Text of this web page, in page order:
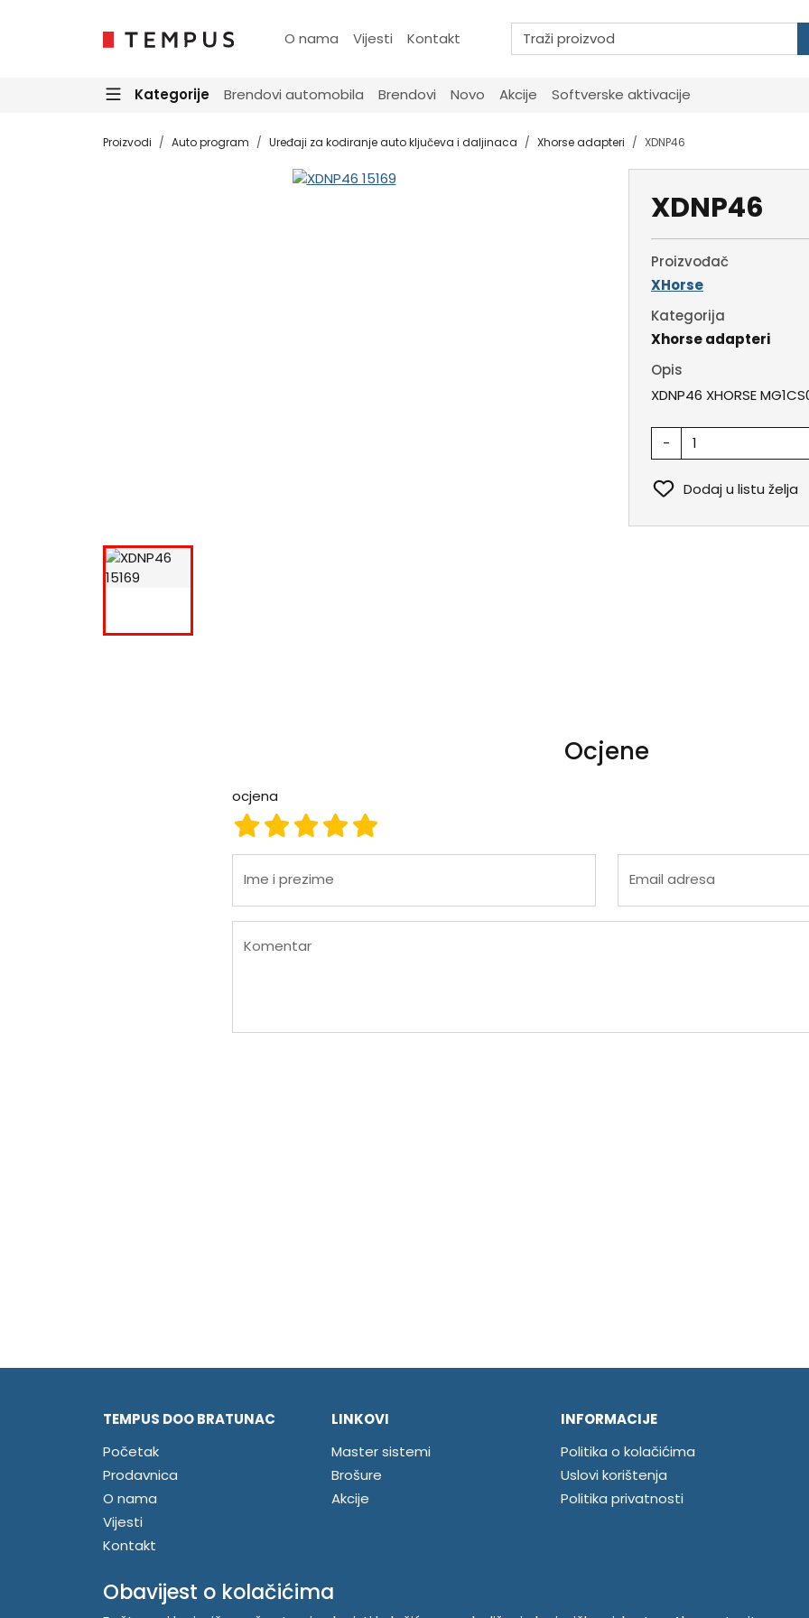
O nama Vijesti Kontakt
Kategorije Brendovi automobila Brendovi Novo Akcije Softverske aktivacije
Proizvodi Auto program Uređaji za kodiranje auto ključeva i daljinaca Xhorse adapteri XDNP46
XDNP46
Proizvođač
XHorse
Kategorija
Xhorse adapteri
Opis
XDNP46 XHORSE
-
Dodaj u listu želja
Ocjene
ocjena
ocjena 5
ocjena 4
ocjena 3
ocjena 2
ocjena 1
Ime i prezime Email adresa
Komentar
TEMPUS DOO BRATUNAC
Početak
Prodavnica
O nama
Vijesti
Kontakt
Prijavite se
LINKOVI
Master sistemi
Brošure
Akcije
INFORMACIJE
Politika o kolačićima
Uslovi korištenja
Politika privatnosti
Obavijest o kolačićima